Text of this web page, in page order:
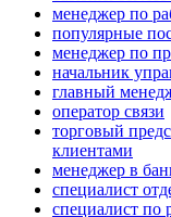
менеджер по
популярные
менеджер по
начальник
главный
оператор связи
торговый
клиентами
менеджер в
специалист
специалист по